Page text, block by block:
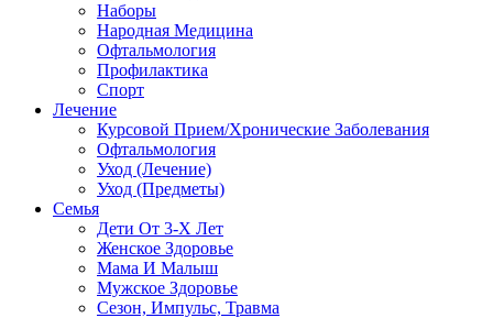
Наборы
Народная Медицина
Офтальмология
Профилактика
Спорт
Лечение
Курсовой Прием/Хронические Заболевания
Офтальмология
Уход (Лечение)
Уход (Предметы)
Семья
Дети От 3-Х Лет
Женское Здоровье
Мама И Малыш
Мужское Здоровье
Сезон, Импульс, Травма